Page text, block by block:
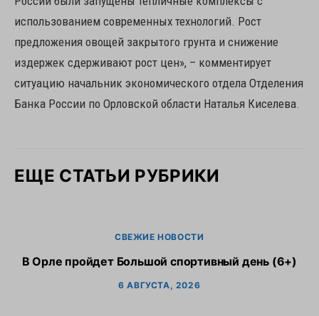
использованием современных технологий. Рост
предложения овощей закрытого грунта и снижение
издержек сдерживают рост цен», – комментирует
ситуацию начальник экономического отдела Отделения
Банка России по Орловской области Наталья Киселева.
ЕЩЕ СТАТЬИ РУБРИКИ
СВЕЖИЕ НОВОСТИ
В Орле пройдет Большой спортивный день (6+)
6 АВГУСТА, 2026